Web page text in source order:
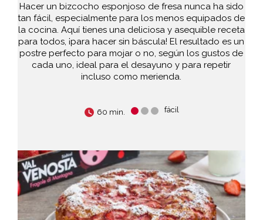
Hacer un bizcocho esponjoso de fresa nunca ha sido
tan fácil, especialmente para los menos equipados de
la cocina. Aquí tienes una deliciosa y asequible receta
para todos, ¡para hacer sin báscula! El resultado es un
postre perfecto para mojar o no, según los gustos de
cada uno, ideal para el desayuno y para repetir
incluso como merienda.
60 min. fácil